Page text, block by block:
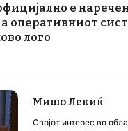
е
а оперативниот
лого
Мишо Лекиќ
Својот интерес во